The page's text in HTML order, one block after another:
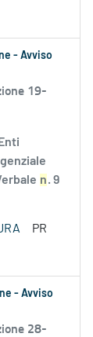
- Avviso
19-
n. 9
PR
- Avviso
28-